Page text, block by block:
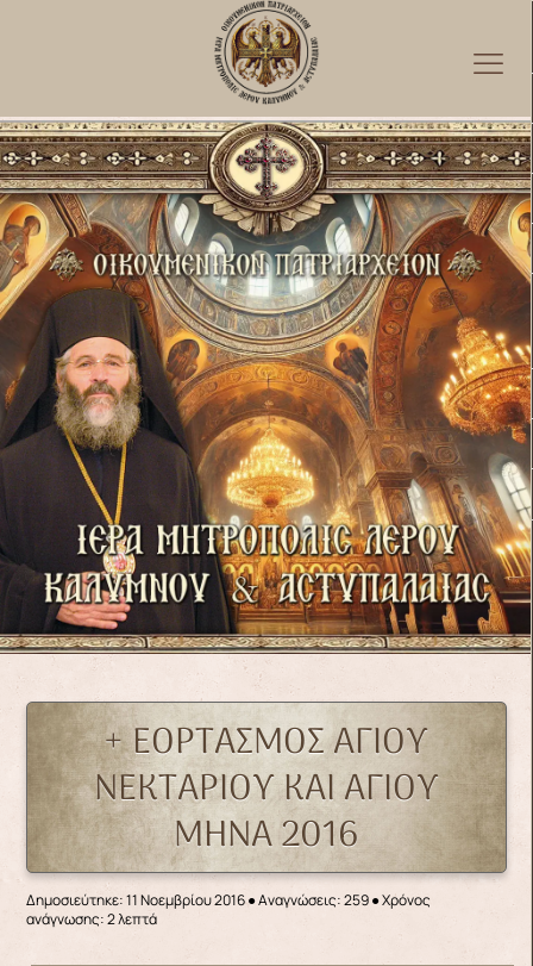
+ ΕΟΡΤΑΣΜΟΣ ΑΓΙΟΥ
ΝΕΚΤΑΡΙΟΥ ΚΑΙ ΑΓΙΟΥ
ΜΗΝΑ 2016
Δημοσιεύτηκε: 11 Νοεμβρίου 2016●Αναγνώσεις: 259● Χρόνος
ανάγνωσης: 2 λεπτά